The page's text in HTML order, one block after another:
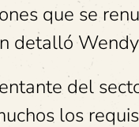
que se
detalló
del
los